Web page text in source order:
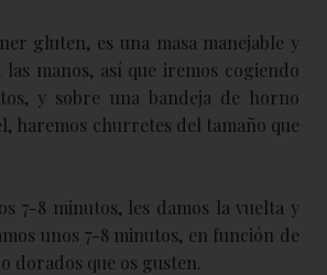
gluten, es una masa manejable y
las manos, así que iremos cogiendo
y sobre una bandeja de horno
haremos churretes del tamaño que
7-8 minutos, les damos la vuelta y
unos 7-8 minutos, en función de
dorados que os gusten.